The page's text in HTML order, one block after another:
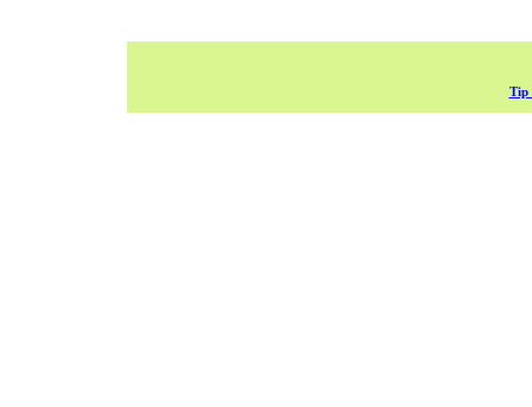
Tip